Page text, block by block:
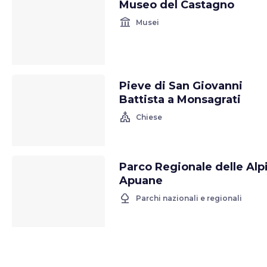
Museo del Castagno
account_balance Musei
Pieve di San Giovanni
Battista a Monsagrati
church Chiese
Parco Regionale delle Alpi
Apuane
nature Parchi nazionali e regionali